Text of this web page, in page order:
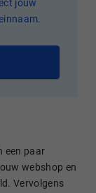
jouw
een paar
webshop en
Vervolgens